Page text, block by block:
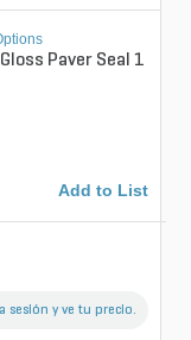
Gloss Paver Seal 1
Add to List
sesión y ve tu precio.